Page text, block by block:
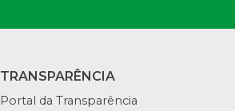
TRANSPARÊNCIA
Portal da Transparência